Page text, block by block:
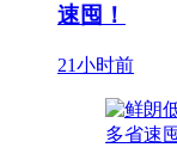
速囤！
21小时前